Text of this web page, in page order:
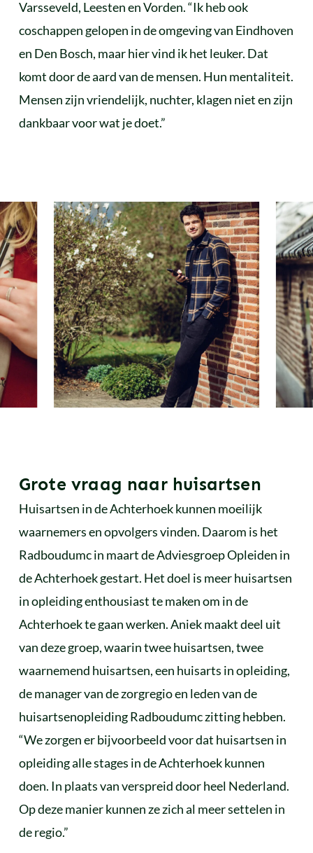
Varsseveld, Leesten en Vorden. “Ik heb ook
coschappen gelopen in de omgeving van Eindhoven
en Den Bosch, maar hier vind ik het leuker. Dat
komt door de aard van de mensen. Hun mentaliteit.
Mensen zijn vriendelijk, nuchter, klagen niet en zijn
dankbaar voor wat je doet.”
Grote vraag naar huisartsen
Huisartsen in de Achterhoek kunnen moeilijk
waarnemers en opvolgers vinden. Daarom is het
Radboudumc in maart de Adviesgroep Opleiden in
de Achterhoek gestart. Het doel is meer huisartsen
in opleiding enthousiast te maken om in de
Achterhoek te gaan werken. Aniek maakt deel uit
van deze groep, waarin twee huisartsen, twee
waarnemend huisartsen, een huisarts in opleiding,
de manager van de zorgregio en leden van de
huisartsenopleiding Radboudumc zitting hebben.
“We zorgen er bijvoorbeeld voor dat huisartsen in
opleiding alle stages in de Achterhoek kunnen
doen. In plaats van verspreid door heel Nederland.
Op deze manier kunnen ze zich al meer settelen in
de regio.”